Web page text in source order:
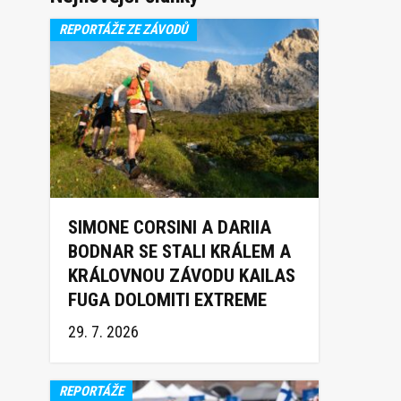
REPORTÁŽE ZE ZÁVODŮ
SIMONE CORSINI A DARIIA
BODNAR SE STALI KRÁLEM A
KRÁLOVNOU ZÁVODU KAILAS
FUGA DOLOMITI EXTREME
TRAIL 2026
29. 7. 2026
REPORTÁŽE